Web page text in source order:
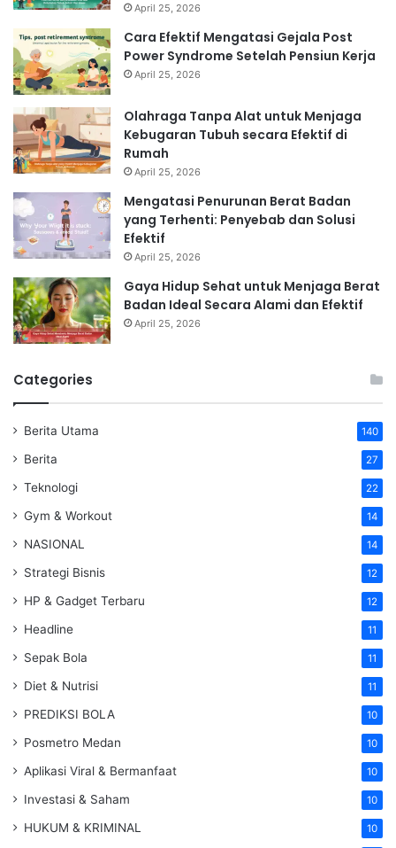
April 25, 2026
Cara Efektif Mengatasi Gejala Post
Power Syndrome Setelah Pensiun Kerja
April 25, 2026
Olahraga Tanpa Alat untuk Menjaga
Kebugaran Tubuh secara Efektif di
Rumah
April 25, 2026
Mengatasi Penurunan Berat Badan
yang Terhenti: Penyebab dan Solusi
Efektif
April 25, 2026
Gaya Hidup Sehat untuk Menjaga Berat
Badan Ideal Secara Alami dan Efektif
April 25, 2026
Categories
Berita Utama 140
Berita 27
Teknologi 22
Gym & Workout 14
NASIONAL 14
Strategi Bisnis 12
HP & Gadget Terbaru 12
Headline 11
Sepak Bola 11
Diet & Nutrisi 11
PREDIKSI BOLA 10
Posmetro Medan 10
Aplikasi Viral & Bermanfaat 10
Investasi & Saham 10
HUKUM & KRIMINAL 10